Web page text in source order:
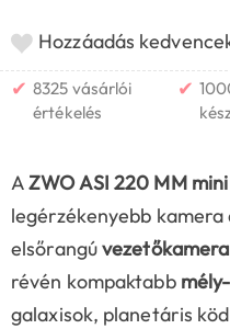
Hozzáadás
✔ 8325 vásárlói
értékelés
✔
AZWO ASI 220 MM
legérzékenyebb
elsőrangúvezetőkamera
révén kompaktabb
galaxisok, planetáris